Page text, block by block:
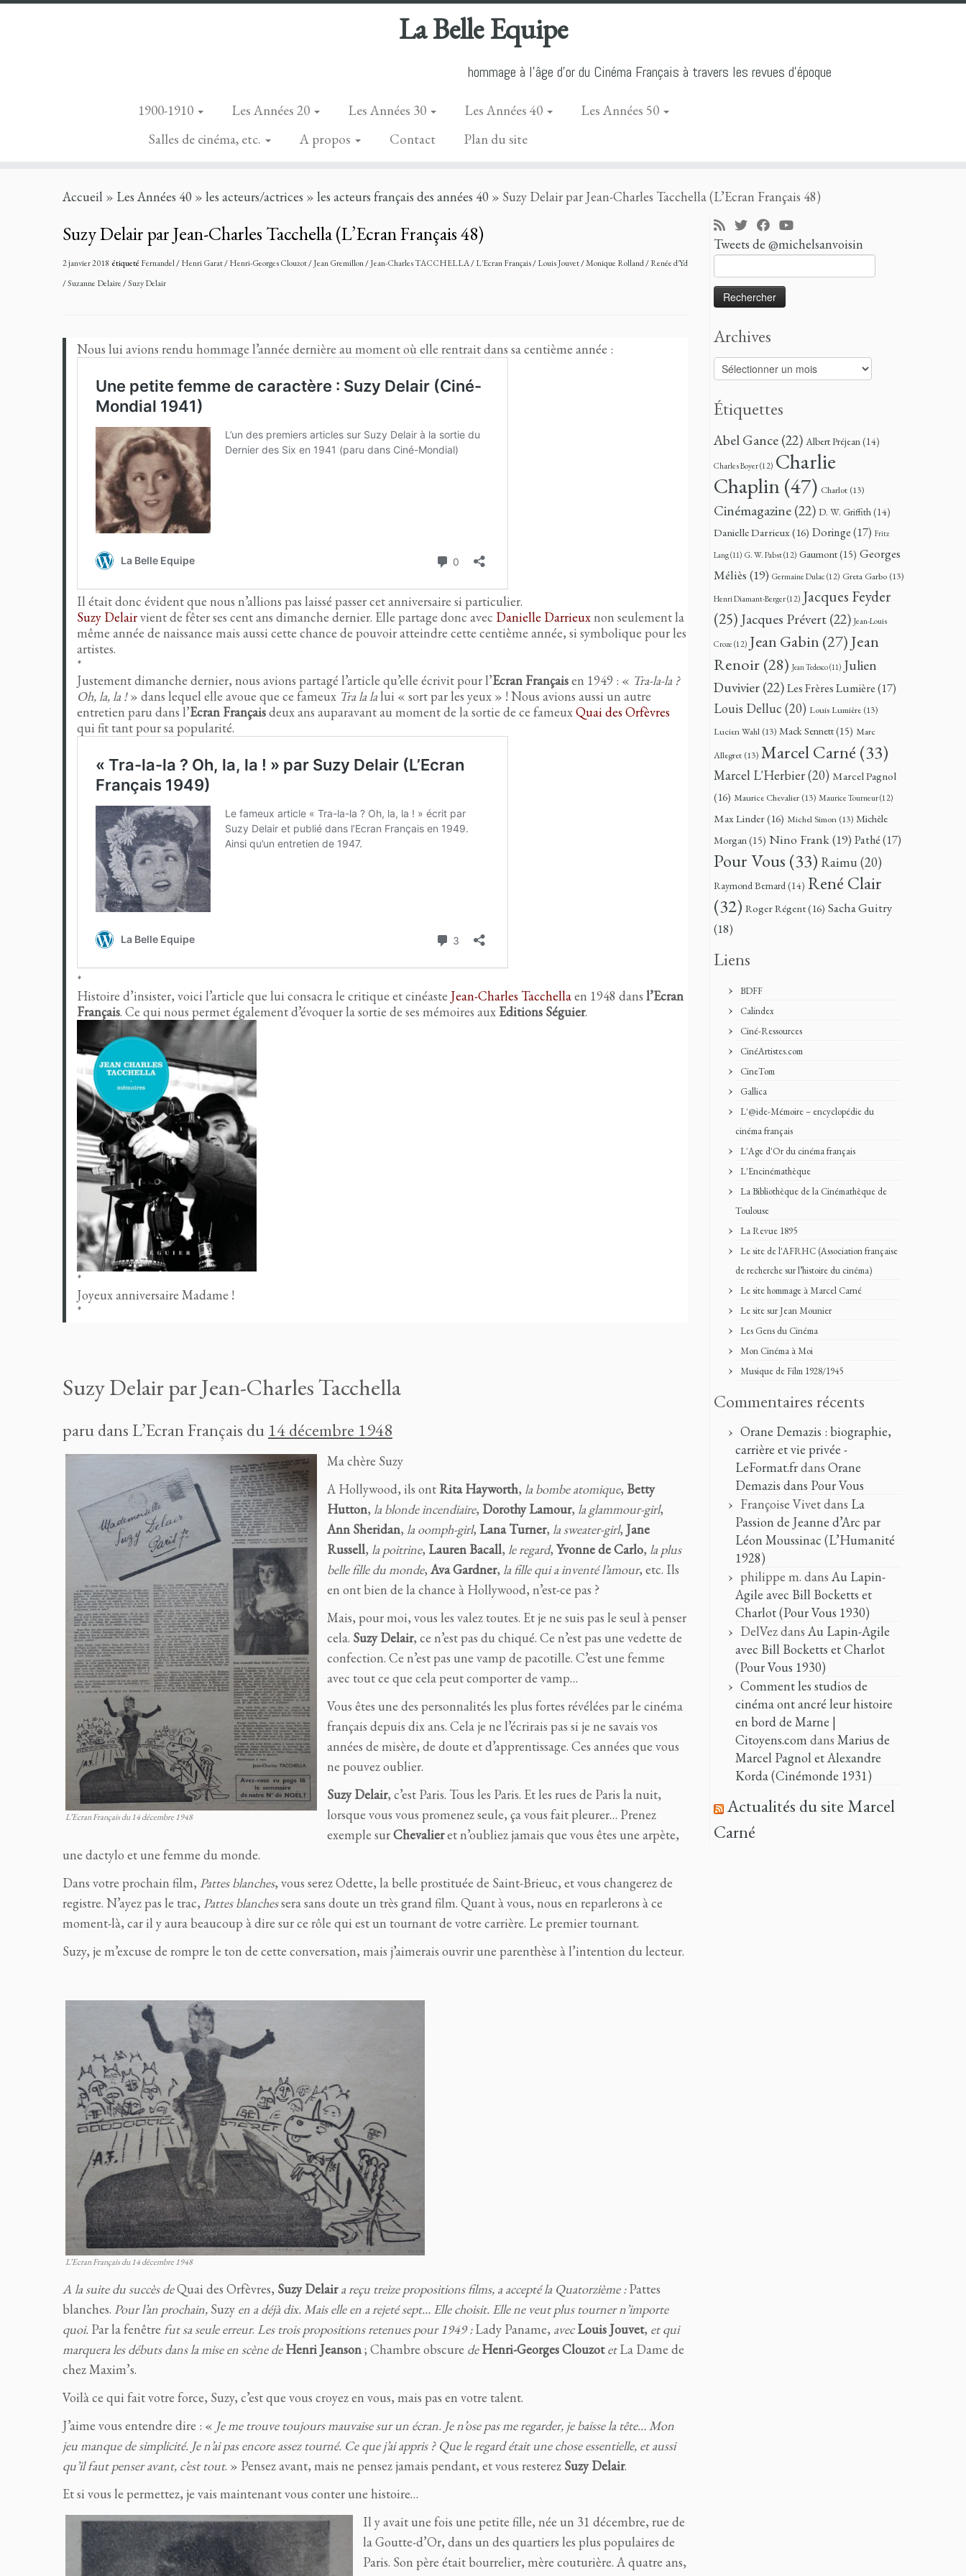
La Belle Equipe
hommage à l'âge d'or du Cinéma Français à travers les revues d'époque
1900-1910 Les Années 20 Les Années 30 Les Années 40
Les Années 50
Salles de cinéma, etc.
A propos Contact Plan du site
Accueil » Les Années 40 » les acteurs/actrices » les acteurs français des années 40 » Suzy Delair par Jean-Charles Tacchella (L’Ecran Français 48)
Suzy Delair par Jean-Charles Tacchella (L’Ecran Français 48)
2 janvier 2018 étiqueté Fernandel/Henri Garat/Henri-Georges Clouzot/Jean Gremillon/Jean-Charles TACCHELLA/L'Ecran Français/Louis Jouvet/Monique Rolland/Renée d'Yd
/Suzanne Delaire/Suzy Delair
Nous lui avions rendu hommage l’année dernière au moment où elle rentrait dans sa centième année :
Il était donc évident que nous n’allions pas laissé passer cet anniversaire si particulier.
Suzy Delairvient de fêter ses cent ans dimanche dernier. Elle partage donc avec Danielle Darrieuxnon seulement la
même année de naissance mais aussi cette chance de pouvoir atteindre cette centième année, si symbolique pour les
artistes.
*
Justement dimanche dernier, nous avions partagé l’article qu’elle écrivit pour l’Ecran Françaisen 1949 : « Tra-la-la ?
Oh, la, la !» dans lequel elle avoue que ce fameux Tra la lalui « sort par les yeux » ! Nous avions aussi un autre
entretien paru dans l’Ecran Françaisdeux ans auparavant au moment de la sortie de ce fameuxQuai des Orfèvres
qui fit tant pour sa popularité.
*
Histoire d’insister, voici l’article que lui consacra le critique et cinéaste Jean-Charles Tacchellaen 1948 dans l’Ecran
Français. Ce qui nous permet également d’évoquer la sortie de ses mémoires auxEditions Séguier.
*
Joyeux anniversaire Madame !
*
Suzy Delair par Jean-Charles Tacchella
paru dans L’Ecran Français du 14 décembre 1948
L’Ecran Français du 14 décembre 1948
Ma chère Suzy
A Hollywood, ils ont Rita Hayworth, la bombe atomique, Betty
Hutton, la blonde incendiaire, Dorothy Lamour, la glammour-girl,
Ann Sheridan, la oomph-girl, Lana Turner, la sweater-girl, Jane
Russell, la poitrine, Lauren Bacall, le regard, Yvonne de Carlo, la plus
belle fille du monde,Ava Gardner, la fille qui a inventé l’amour, etc. Ils
en ont bien de la chance à Hollywood, n’est-ce pas ?
Mais, pour moi, vous les valez toutes. Et je ne suis pas le seul à penser
cela. Suzy Delair, ce n’est pas du chiqué. Ce n’est pas une vedette de
confection. Ce n’est pas une vamp de pacotille. C’est une femme
avec tout ce que cela peut comporter de vamp…
Vous êtes une des personnalités les plus fortes révélées par le cinéma
français depuis dix ans. Cela je ne l’écrirais pas si je ne savais vos
années de misère, de doute et d’apprentissage. Ces années que vous
ne pouvez oublier.
Suzy Delair, c’est Paris. Tous les Paris. Et les rues de Paris la nuit,
lorsque vous vous promenez seule, ça vous fait pleurer… Prenez
exemple surChevalieret n’oubliez jamais que vous êtes une arpète,
une dactylo et une femme du monde.
Dans votre prochain film, Pattes blanches, vous serez Odette, la belle prostituée de Saint-Brieuc, et vous changerez de
registre. N’ayez pas le trac, Pattes blanchessera sans doute un très grand film. Quant à vous, nous en reparlerons à ce
moment-là, car il y aura beaucoup à dire sur ce rôle qui est un tournant de votre carrière. Le premier tournant.
Suzy, je m’excuse de rompre le ton de cette conversation, mais j’aimerais ouvrir une parenthèse à l’intention du lecteur.
L’Ecran Français du 14 décembre 1948
A la suite du succès deQuai des Orfèvres, Suzy Delair a reçu treize propositions films, a accepté la Quatorzième :Pattes
blanches. Pour l’an prochain, Suzy en a déjà dix. Mais elle en a rejeté sept… Elle choisit. Elle ne veut plus tourner n’importe
quoi. Par la fenêtre fut sa seule erreur. Les trois propositions retenues pour 1949 :Lady Paname, avec Louis Jouvet, et qui
marquera les débuts dans la mise en scène de Henri Jeanson; Chambre obscure de Henri-Georges Clouzot etLa Dame de
chez Maxim’s.
Voilà ce qui fait votre force, Suzy, c’est que vous croyez en vous, mais pas en votre talent.
J’aime vous entendre dire : « Je me trouve toujours mauvaise sur un écran. Je n’ose pas me regarder, je baisse la tête… Mon
jeu manque de simplicité. Je n’ai pas encore assez tourné. Ce que j’ai appris ? Que le regard était une chose essentielle, et aussi
qu’il faut penser avant, c’est tout. » Pensez avant, mais ne pensez jamais pendant, et vous resterez Suzy Delair.
Et si vous le permettez, je vais maintenant vous conter une histoire…
Il y avait une fois une petite fille, née un 31 décembre, rue de
la Goutte-d’Or, dans un des quartiers les plus populaires de
Paris. Son père était bourrelier, mère couturière. A quatre ans,
Tweets de @michelsanvoisin
Archives
Archives
Étiquettes
Abel Gance(22) Albert Préjean(14)
Charles Boyer(12) Charlie
Chaplin(47) Charlot (13)
Cinémagazine(22) D. W. Griffith(14)
Danielle Darrieux(16) Doringe(17) Fritz
Lang(11) G. W. Pabst(12) Gaumont(15) Georges
Méliès (19) Germaine Dulac (12) Greta Garbo (13)
Henri Diamant-Berger(12) Jacques Feyder
(25) Jacques Prévert(22) Jean-Louis
Croze (12) Jean Gabin (27) Jean
Renoir (28) Jean Tedesco(11) Julien
Duvivier(22)Les Frères Lumière(17)
Louis Delluc (20) Louis Lumière (13)
Lucien Wahl (13) Mack Sennett(15) Marc
Allegret (13) Marcel Carné (33)
Marcel L'Herbier(20) Marcel Pagnol
(16) Maurice Chevalier (13) Maurice Tourneur(12)
Max Linder(16) Michel Simon (13) Michèle
Morgan(15) Nino Frank(19) Pathé(17)
Pour Vous (33) Raimu(20)
Raymond Bernard(14) René Clair
(32) Roger Régent(16) Sacha Guitry
(18)
Liens
BDFF
Calindex
Ciné-Ressources
CinéArtistes.com
CineTom
Gallica
L'@ide-Mémoire – encyclopédie du
cinéma français
L'Age d'Or du cinéma français
L'Encinémathèque
La Bibliothèque de la Cinémathèque de
Toulouse
La Revue 1895
Le site de l'AFRHC (Association française
de recherche sur l’histoire du cinéma)
Le site hommage à Marcel Carné
Le site sur Jean Mounier
Les Gens du Cinéma
Mon Cinéma à Moi
Musique de Film 1928/1945
Commentaires récents
Orane Demazis : biographie,
carrière et vie privée -
LeFormat.frdans Orane
Demazis dans Pour Vous
Françoise Vivetdans La
Passion de Jeanne d’Arc par
Léon Moussinac (L’Humanité
1928)
philippe m. dans Au Lapin-
Agile avec Bill Bocketts et
Charlot (Pour Vous 1930)
DelVezdans Au Lapin-Agile
avec Bill Bocketts et Charlot
(Pour Vous 1930)
Comment les studios de
cinéma ont ancré leur histoire
en bord de Marne |
Citoyens.comdans Marius de
Marcel Pagnol et Alexandre
Korda (Cinémonde 1931)
Actualités du site Marcel
Carné